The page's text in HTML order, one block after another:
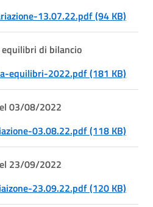
13.07.22.pdf (94 KB)
di bilancio
equilibri-2022.pdf (181 KB)
03/08/2022
03.08.22.pdf (118 KB)
23/09/2022
23.09.22.pdf (120 KB)